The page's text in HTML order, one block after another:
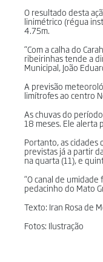
O resultado desta
linimétrico (régua
4.75m.
“Com a calha do
ribeirinhas tende a
Municipal, João
A previsão
limítrofes ao centro
As chuvas do
18 meses. Ele alerta
Portanto, as cidades
previstas já a partir
na quarta (11), e
“O canal de
pedacinho do Mato
Texto: Iran Rosa de
Fotos: Ilustração